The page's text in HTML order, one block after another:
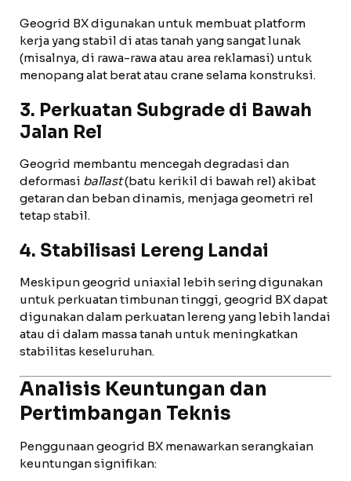
Geogrid BX digunakan untuk membuat platform
kerja yang stabil di atas tanah yang sangat lunak
(misalnya, di rawa-rawa atau area reklamasi) untuk
menopang alat berat atau crane selama konstruksi.
3. Perkuatan Subgrade di Bawah
Jalan Rel
Geogrid membantu mencegah degradasi dan
deformasi ballast(batu kerikil di bawah rel) akibat
getaran dan beban dinamis, menjaga geometri rel
tetap stabil.
4. Stabilisasi Lereng Landai
Meskipun geogrid uniaxial lebih sering digunakan
untuk perkuatan timbunan tinggi, geogrid BX dapat
digunakan dalam perkuatan lereng yang lebih landai
atau di dalam massa tanah untuk meningkatkan
stabilitas keseluruhan.
Analisis Keuntungan dan
Pertimbangan Teknis
Penggunaan geogrid BX menawarkan serangkaian
keuntungan signifikan: